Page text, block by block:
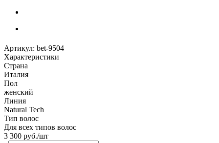
Артикул: bet-9504
Характеристики
Страна
Италия
Пол
женский
Линия
Natural Tech
Тип волос
Для всех типов волос
3 300 руб./шт